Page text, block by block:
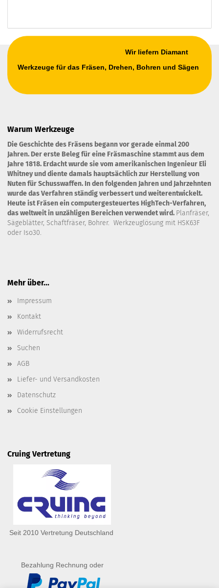
Wir liefern Diamant
Werkzeuge für das Fräsen, Drehen, Bohren und Sägen
Warum Werkzeuge
Die Geschichte des Fräsens begann vor gerade einmal 200
Jahren. Der erste Beleg für eine Fräsmaschine stammt aus dem
Jahre 1818. Erdacht wurde sie vom amerikanischen Ingenieur Eli
Whitney und diente damals hauptsächlich zur Herstellung von
Nuten für Schusswaffen. In den folgenden Jahren und Jahrzehnten
wurde das Verfahren ständig verbessert und weiterentwickelt.
Heute ist Fräsen ein computergesteuertes HighTech-Verfahren,
das weltweit in unzähligen Bereichen verwendet wird. Planfräser,
Sägeblätter, Schaftfräser, Bohrer. Werkzeuglösung mit HSK63F
oder Iso30.
Mehr über...
Impressum
Kontakt
Widerrufsrecht
Suchen
AGB
Liefer- und Versandkosten
Datenschutz
Cookie Einstellungen
Cruing Vertretung
Seit 2010 Vertretung Deutschland
Bezahlung Rechnung oder